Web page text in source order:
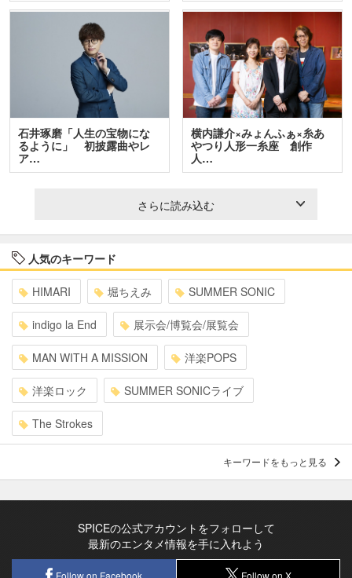
石井琢磨「人生の宝物にな
るように」 初披露曲やレ
ア…
横内謙介×みょんふぁ×糸あ
やつり人形一糸座 創作
人…
さらに読み込む
人気のキーワード
HIMARI 堀ちえみ SUMMER SONIC
indigo la End 展示会/博覧会/展覧会
MAN WITH A MISSION 洋楽POPS
洋楽ロック SUMMER SONICライブ
The Strokes
キーワードをもっと見る
SPICEの公式アカウントをフォローして
最新のエンタメ情報を手に入れよう
Follow on Facebook Follow on X